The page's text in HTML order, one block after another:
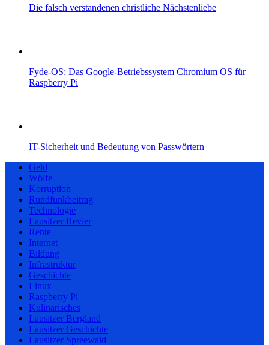
Die falsch verstandenen christliche Nächstenliebe
Fyde-OS: Das Google-Betriebssystem Chromium OS für
Raspberry Pi
IT-Sicherheit und Bedeutung von Passwörtern
Geld
Wölfe
Korruption
Rundfunkbeitrag
Technologie
Lausitzer Revier
Rente
Internet
Bildung
Infrastruktur
Geschichte
Linux
Raspberry Pi
Kulinarisches
Lausitzer Bergland
Lausitzer Geschichte
Lausitzer Spreewald